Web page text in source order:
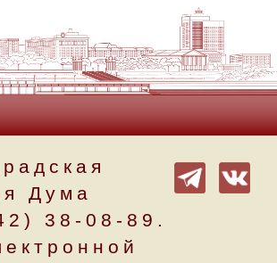
Дума
38-08-89.